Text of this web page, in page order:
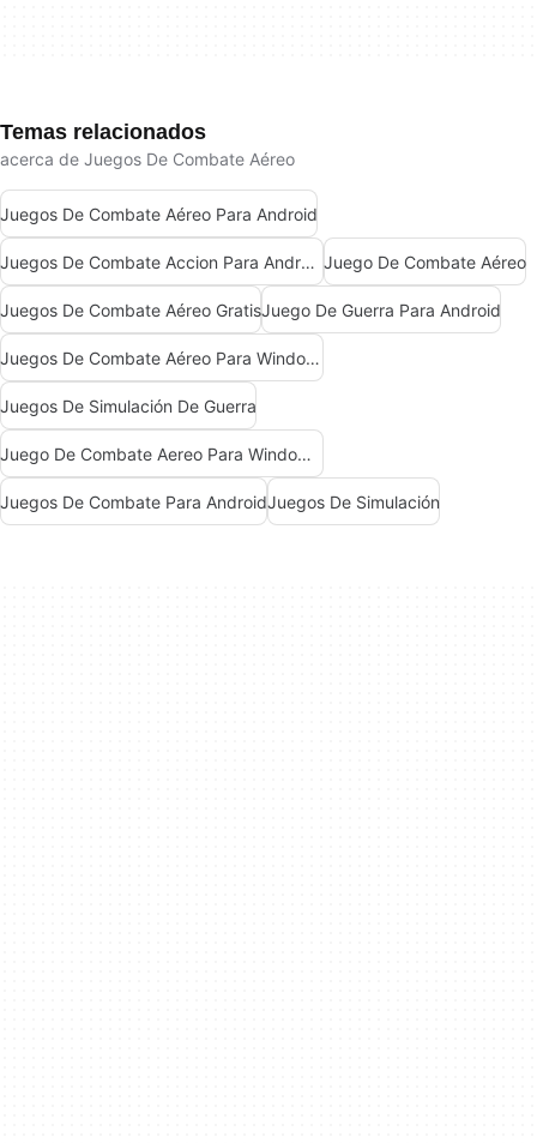
Temas relacionados
acerca de Juegos De Combate Aéreo
Juegos De Combate Aéreo Para Android
Juegos De Combate Accion Para Android Juego De Combate Aéreo
Juegos De Combate Aéreo GratisJuego De Guerra Para Android
Juegos De Combate Aéreo Para Windows
Juegos De Simulación De Guerra
Juego De Combate Aereo Para Windows 7
Juegos De Combate Para AndroidJuegos De Simulación